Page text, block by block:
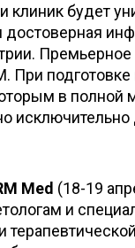
клиник будет
достоверная
При
в полной
Med (18-19
и